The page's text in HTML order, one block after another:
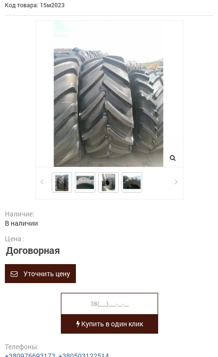
Код товара: 15м2023
Наличие:
В наличии
Цена :
Договорная
Уточнить цену
Купить в один клик
Телефоны: